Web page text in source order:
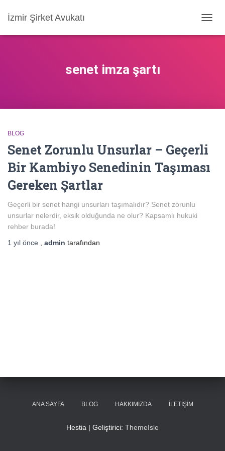
İzmir Şirket Avukatı
AÇ/
senet imza şartı
BLOG
Senet Zorunlu Unsurlar – Geçerli
Bir Kambiyo Senedinin Taşıması
Gereken Şartlar
Geçerli bir senet hangi unsurları taşımalıdır? Senet zorunlu
unsurlar nelerdir, eksik olduğunda ne olur? Kapsamlı hukuki
rehber burada!
1 yıl önce admin tarafından
ANA SAYFA BLOG HAKKIMIZDA İLETIŞIM
Hestia | Geliştirici: ThemeIsle